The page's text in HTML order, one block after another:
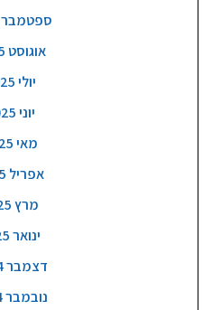
ספטמבר 2025
אוגוסט 2025
יולי 2025
יוני 2025
מאי 2025
אפריל 2025
מרץ 2025
ינואר 2025
דצמבר 2024
נובמבר 2024